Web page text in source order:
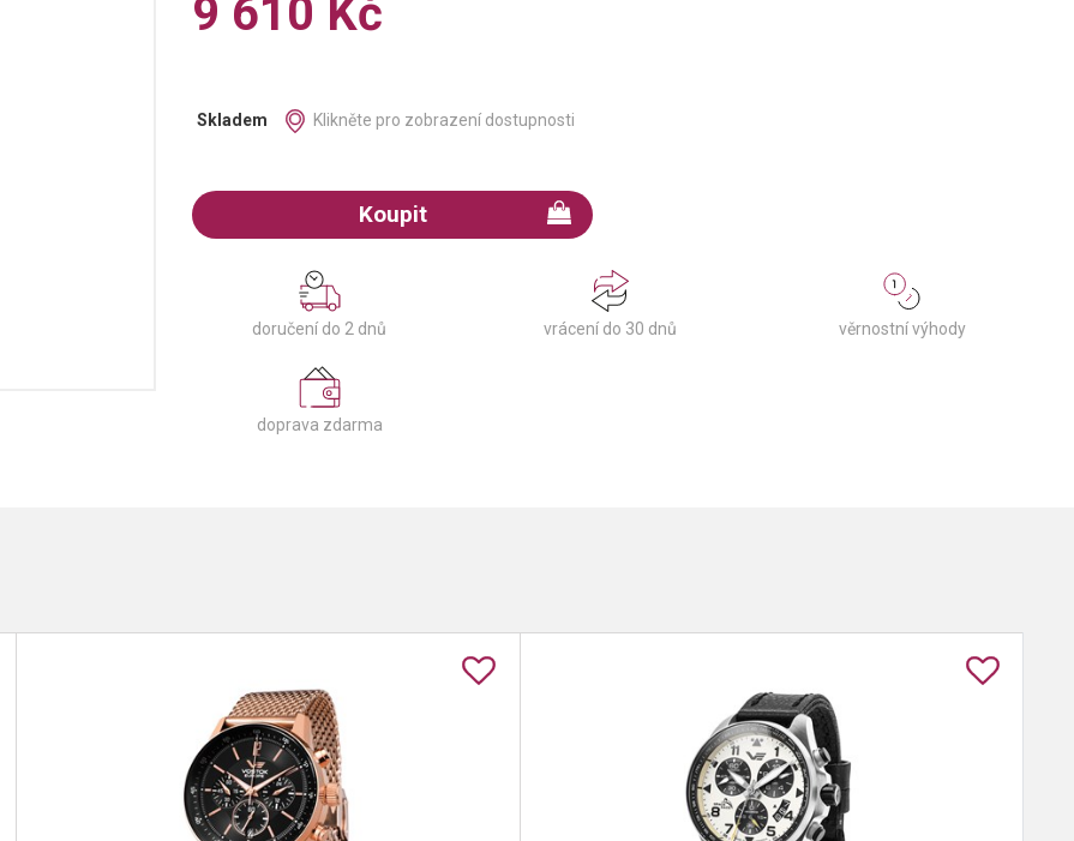
9 610 Kč
Skladem Klikněte pro zobrazení dostupnosti
Koupit
doručení do 2 dnů vrácení do 30 dnů věrnostní výhody
doprava zdarma